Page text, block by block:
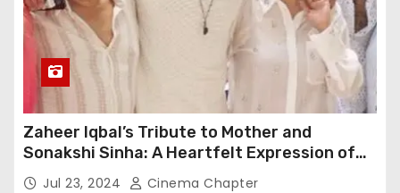
Zaheer Iqbal’s Tribute to Mother and
Sonakshi Sinha: A Heartfelt Expression of
Gratitude
Jul 23, 2024 Cinema Chapter